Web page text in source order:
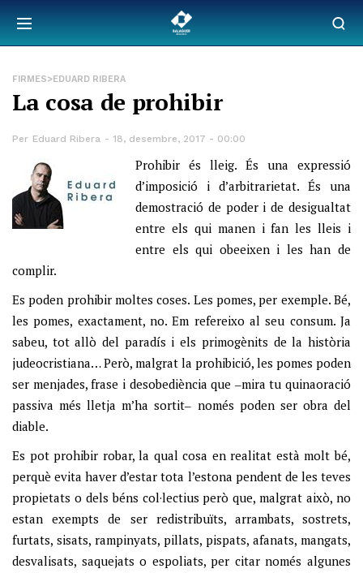
FIRMES>EDUARD RIBERA
La cosa de prohibir
Per Eduard Ribera 18, desembre, 2017 - 00:00
Prohibir és lleig. És una expressió
d’imposició i d’arbitrarietat. És una
demostració de poder i de desigualtat
entre els qui manen i fan les lleis i
entre els qui obeeixen i les han de
complir.
Es poden prohibir moltes coses. Les pomes, per exemple. Bé,
les pomes, exactament, no. Em refereixo al seu consum. Ja
sabeu, tot allò del paradís i els primogènits de la història
judeocristiana… Però, malgrat la prohibició, les pomes poden
ser menjades, frase i desobediència que ‒mira tu quinaoració
passiva més lletja m’ha sortit‒ només poden ser obra del
diable.
Es pot prohibir robar, la qual cosa en realitat està molt bé,
perquè evita haver d’estar tota l’estona pendent de les teves
propietats o dels béns col·lectius però que, malgrat això, no
estan exempts de ser redistribuïts, arrambats, sostrets,
furtats, sisats, rampinyats, pillats, pispats, afanats, mangats,
desvalisats, saquejats o espoliats, per citar només algunes